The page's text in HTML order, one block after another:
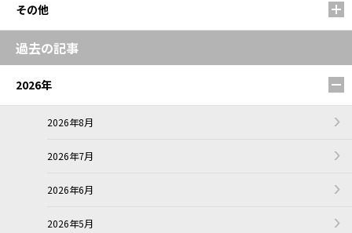
その他
過去の記事
2026年
2026年8月
2026年7月
2026年6月
2026年5月